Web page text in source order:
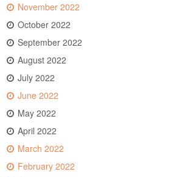
November 2022
October 2022
September 2022
August 2022
July 2022
June 2022
May 2022
April 2022
March 2022
February 2022